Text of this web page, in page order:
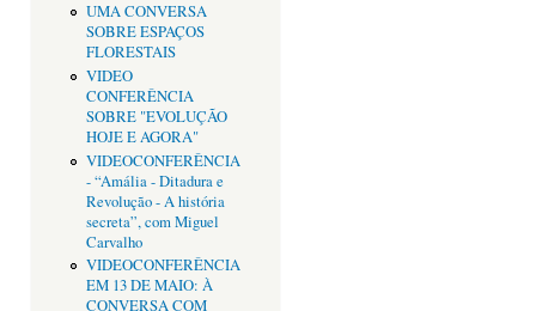
UMA CONVERSA
SOBRE ESPAÇOS
FLORESTAIS
VIDEO
CONFERÊNCIA
SOBRE "EVOLUÇÃO
HOJE E AGORA"
VIDEOCONFERÊNCIA
- “Amália - Ditadura e
Revolução - A história
secreta”, com Miguel
Carvalho
VIDEOCONFERÊNCIA
EM 13 DE MAIO: À
CONVERSA COM